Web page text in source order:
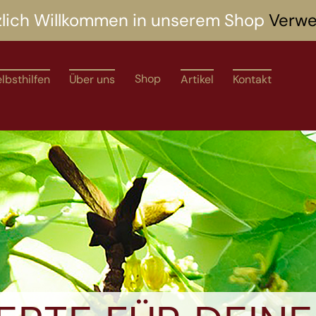
Willkommen in unserem Shop
Über uns Shop Artikel Kontakt